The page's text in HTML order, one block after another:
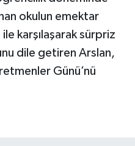
okulun emektar
karşılaşarak sürpriz
dile getiren Arslan,
Günü’nü